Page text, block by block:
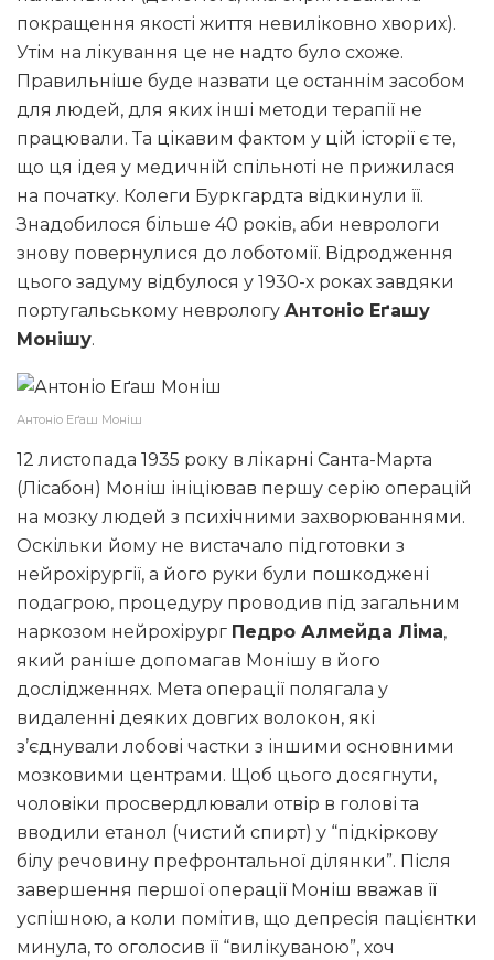
покращення якості життя невиліковно хворих).
Утім на лікування це не надто було схоже.
Правильніше буде назвати це останнім засобом
для людей, для яких інші методи терапії не
працювали. Та цікавим фактом у цій історії є те,
що ця ідея у медичній спільноті не прижилася
на початку. Колеги Буркгардта відкинули її.
Знадобилося більше 40 років, аби неврологи
знову повернулися до лоботомії. Відродження
цього задуму відбулося у 1930-х роках завдяки
португальському неврологу Антоніо Еґашу
Монішу.
Антоніо Еґаш Моніш
12 листопада 1935 року в лікарні Санта-Марта
(Лісабон) Моніш ініціював першу серію операцій
на мозку людей з психічними захворюваннями.
Оскільки йому не вистачало підготовки з
нейрохірургії, а його руки були пошкоджені
подагрою, процедуру проводив під загальним
наркозом нейрохірург Педро Алмейда Ліма,
який раніше допомагав Монішу в його
дослідженнях. Мета операції полягала у
видаленні деяких довгих волокон, які
з’єднували лобові частки з іншими основними
мозковими центрами. Щоб цього досягнути,
чоловіки просвердлювали отвір в голові та
вводили етанол (чистий спирт) у “підкіркову
білу речовину префронтальної ділянки”. Після
завершення першої операції Моніш вважав її
успішною, а коли помітив, що депресія пацієнтки
минула, то оголосив її “вилікуваною”, хоч